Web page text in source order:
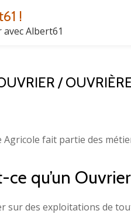
!
Albert61
/
fait partie des
ce qu’un
sur des exploitations de